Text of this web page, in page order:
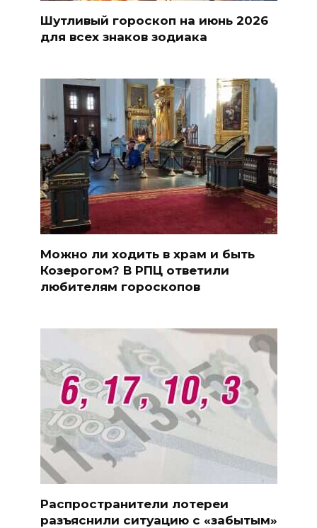
Шутливый гороскоп на июнь 2026
для всех знаков зодиака
Можно ли ходить в храм и быть
Козерогом? В РПЦ ответили
любителям гороскопов
Распространители лотереи
разъяснили ситуацию с «забытым»